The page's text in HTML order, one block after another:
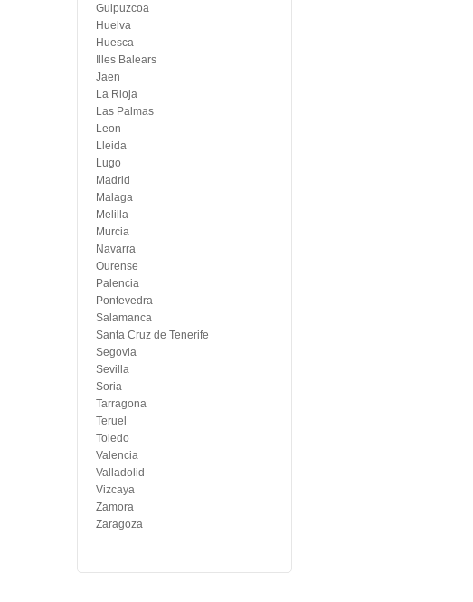
Guipuzcoa
Huelva
Huesca
Illes Balears
Jaen
La Rioja
Las Palmas
Leon
Lleida
Lugo
Madrid
Malaga
Melilla
Murcia
Navarra
Ourense
Palencia
Pontevedra
Salamanca
Santa Cruz de Tenerife
Segovia
Sevilla
Soria
Tarragona
Teruel
Toledo
Valencia
Valladolid
Vizcaya
Zamora
Zaragoza